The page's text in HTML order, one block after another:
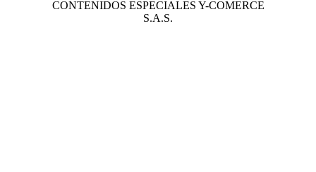
CONTENIDOS ESPECIALES Y-COMERCE
S.A.S.